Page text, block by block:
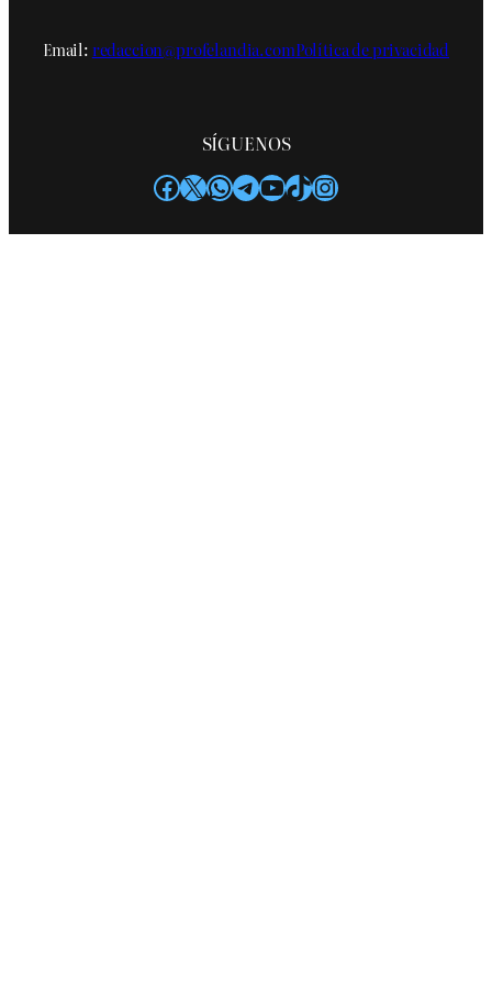
Email:redaccion@profelandia.comPolítica de privacidad
SÍGUENOS
Facebook
X WhatsApp
Telegram
YouTube
TikTok
Instagram